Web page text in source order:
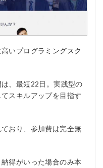
いプログラミングスク
、最短22日。実践型の
スキルアップを目指す
おり、参加費は完全無
得がいった場合のみ本